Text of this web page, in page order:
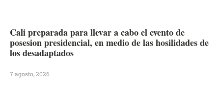
Cali preparada para llevar a cabo el evento de
posesion presidencial, en medio de las hosilidades de
los desadaptados
7 agosto, 2026